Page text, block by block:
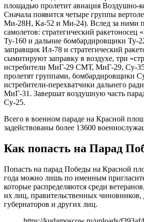
площадью пролетит авиация Воздушно-
Сначала появится четыре группы
Ми-28Н, Ка-52 и Ми-24). Вслед за ними
самолетов: стратегический ракетоносец
Ту-160 и дальние бомбардировщики Ту-
заправщик Ил-78 и стратегический
сымитируют заправку в воздухе, три
истребители МиГ-29 СМТ, МиГ-29, Су-
пролетят группами, бомбардировщики
истребители-перехватчики дальнего
МиГ-31. Завершат воздушную часть
Су-25.
Всего в военном параде на Красной
задействованы более 13600
Как попасть на Парад
Попасть на парад Победы на Красной
года можно лишь по именным
которые распределяются среди
их лиц, правительственных чиновников,
губернаторов и других лиц.